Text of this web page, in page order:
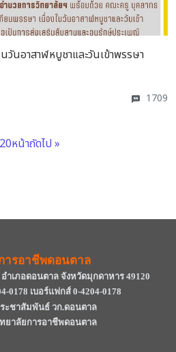
วันอาสาฬหบูชาและวันเข้าพรรษา
1709
20หน้าถัดไป »
ารอาชีพดอนตาล
เภอดอนตาล จังหวัดมุกดาหาร 49120
0178 เบอร์แฟกส์ 0-4204-0178
ระชาสัมพันธ์ วก.ดอนตาล
ทยาลัยการอาชีพดอนตาล